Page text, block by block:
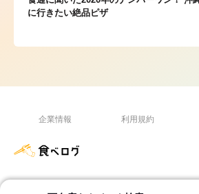
に行きたい絶品ピザ
企業情報 利用規約